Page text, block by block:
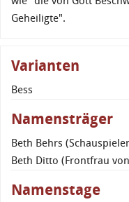
Geheiligte".
Varianten
Bess
Namensträger
Beth Behrs
Beth Ditto (Frontfrau
Namenstage